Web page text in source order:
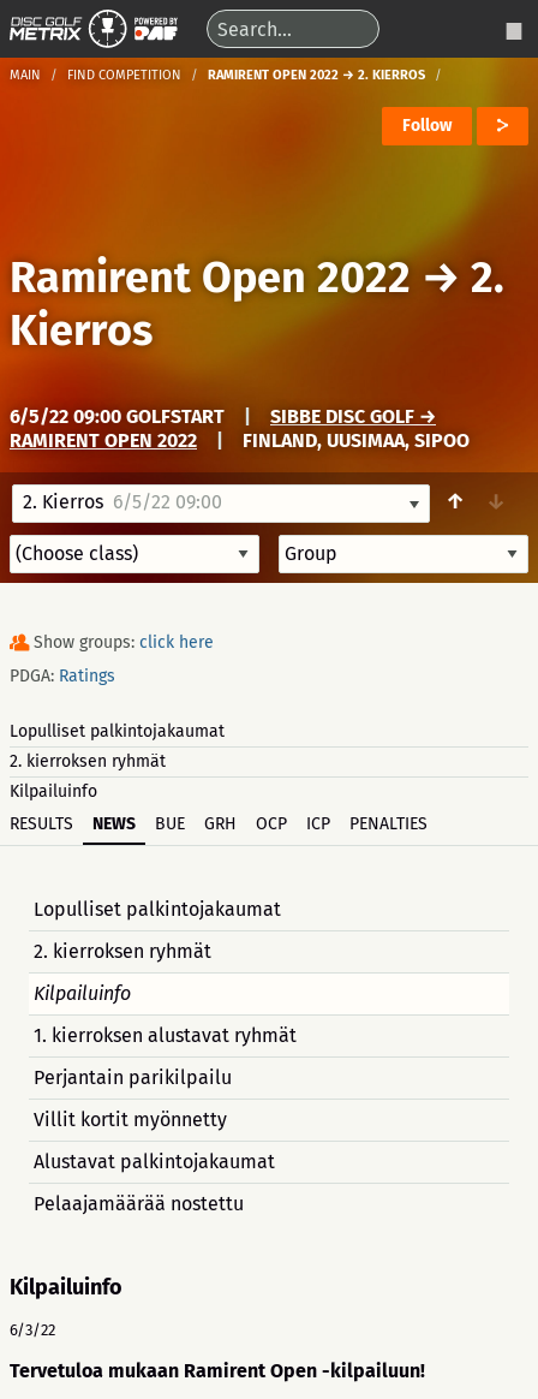
MAIN FIND COMPETITION RAMIRENT OPEN 2022 → 2. KIERROS
Follow
Ramirent Open 2022→ 2.
Kierros
6/5/22 09:00 GOLFSTART
SIBBE DISC GOLF →
RAMIRENT OPEN 2022
FINLAND, UUSIMAA, SIPOO
2. Kierros 6/5/22 09:00 ↑ ↓
Show groups: click here
PDGA: Ratings
Lopulliset palkintojakaumat
2. kierroksen ryhmät
Kilpailuinfo
RESULTS
NEWS BUE GRH OCP ICP PENALTIES
Lopulliset palkintojakaumat
2. kierroksen ryhmät
Kilpailuinfo
1. kierroksen alustavat ryhmät
Perjantain parikilpailu
Villit kortit myönnetty
Alustavat palkintojakaumat
Pelaajamäärää nostettu
Kilpailuinfo
6/3/22
Tervetuloa mukaan Ramirent Open -kilpailuun!